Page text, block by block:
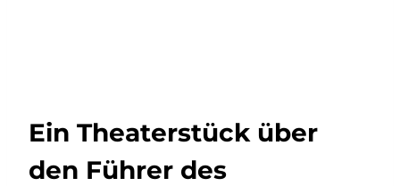
Ein Theaterstück über
den Führer des